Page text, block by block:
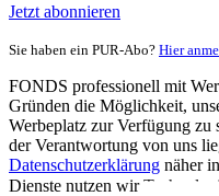
Jetzt abonnieren
Sie haben ein PUR-Abo? Hier
FONDS professionell mit
Gründen die Möglichkeit,
Werbeplatz zur Verfügung zu
der Verantwortung von uns
Datenschutzerklärung näher
Dienste nutzen wir